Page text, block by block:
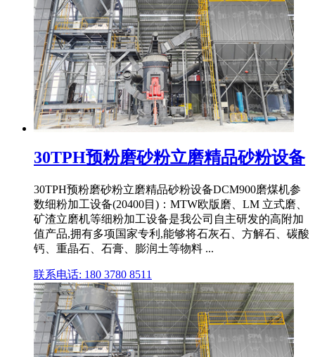
30TPH预粉磨砂粉立磨精品砂粉设备
30TPH预粉磨砂粉立磨精品砂粉设备DCM900磨煤机参
数细粉加工设备(20400目)：MTW欧版磨、LM 立式磨、
矿渣立磨机等细粉加工设备是我公司自主研发的高附加
值产品,拥有多项国家专利,能够将石灰石、方解石、碳酸
钙、重晶石、石膏、膨润土等物料 ...
联系电话: 180 3780 8511